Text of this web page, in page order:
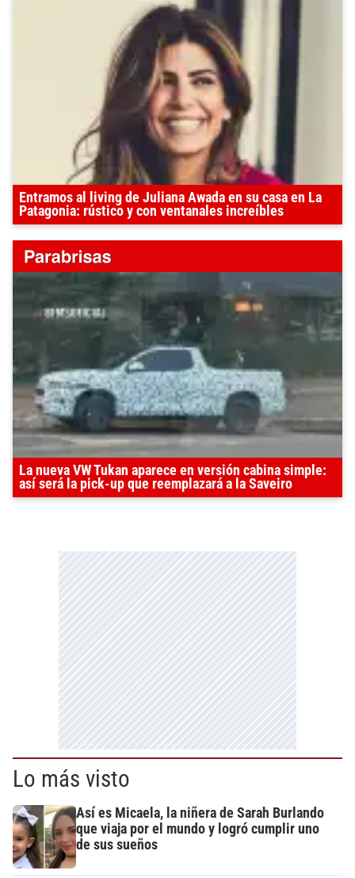
Entramos al living de Juliana Awada en su casa en La
Patagonia: rústico y con ventanales increíbles
La nueva VW Tukan aparece en versión cabina simple:
así será la pick-up que reemplazará a la Saveiro
Lo más visto
Así es Micaela, la niñera de Sarah Burlando
que viaja por el mundo y logró cumplir uno
de sus sueños